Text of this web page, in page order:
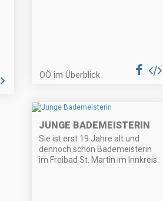
OÖ im Überblick
JUNGE BADEMEISTERIN
Sie ist erst 19 Jahre alt und
dennoch schon Bademeisterin
im Freibad St. Martin im Innkreis.